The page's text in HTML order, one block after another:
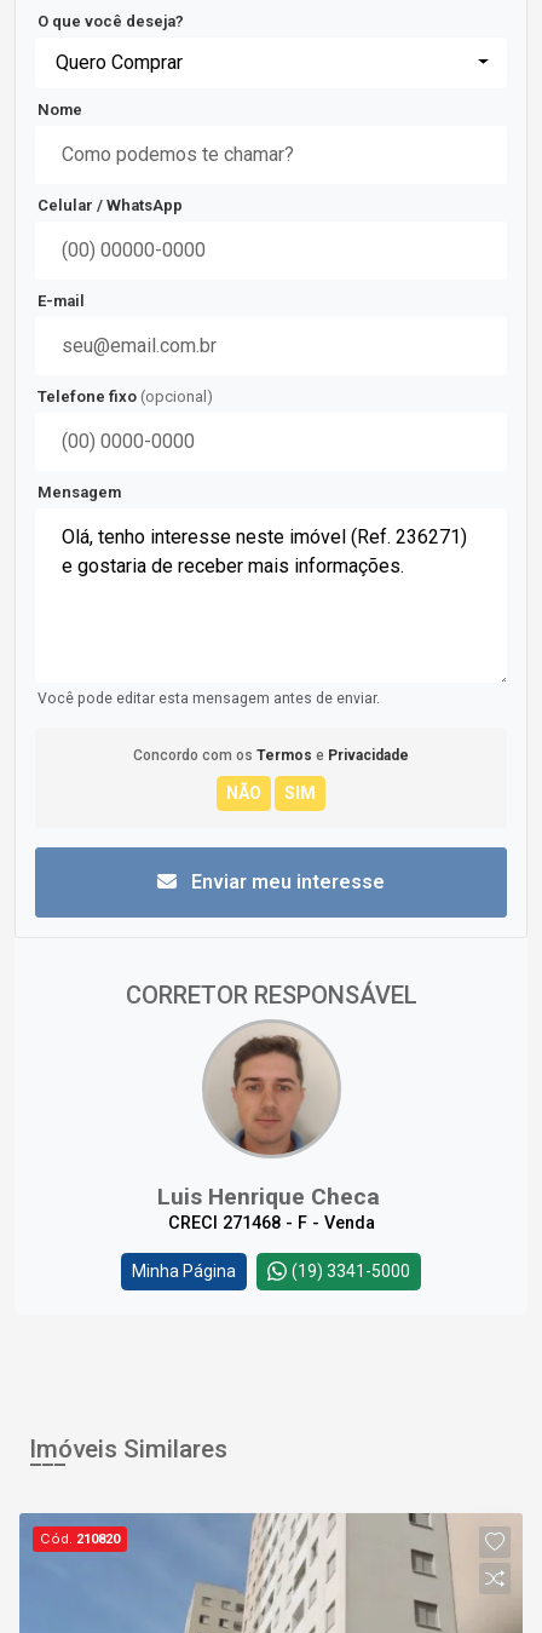
O que você deseja?
Quero Comprar
Nome
Celular / WhatsApp
E-mail
Telefone fixo (opcional)
Mensagem
Você pode editar esta mensagem antes de enviar.
Concordo com os Termos e Privacidade
Enviar meu interesse
CORRETOR RESPONSÁVEL
Luis Henrique Checa
CRECI 271468 - F - Venda
Minha Página (19) 3341-5000
Imóveis Similares
Cód. 210820